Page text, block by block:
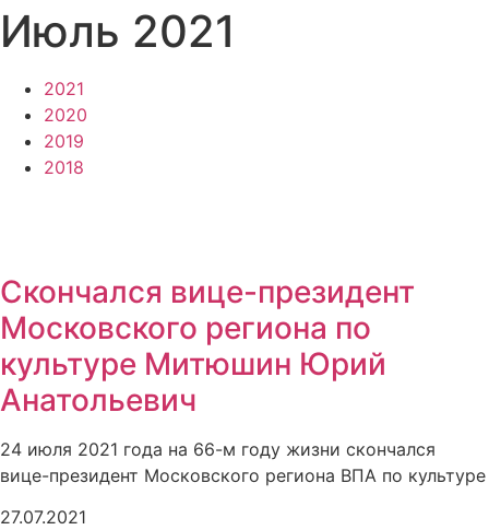
Июль 2021
2021
2020
2019
2018
Скончался вице-президент
Московского региона по
культуре Митюшин Юрий
Анатольевич
24 июля 2021 года на 66-м году жизни скончался
вице-президент Московского региона ВПА по культуре
27.07.2021